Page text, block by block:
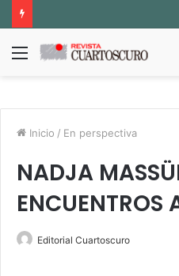
Menú
Inicio / En perspectiva
NADJA
ENCUENTROS
Editorial Cuartoscuro